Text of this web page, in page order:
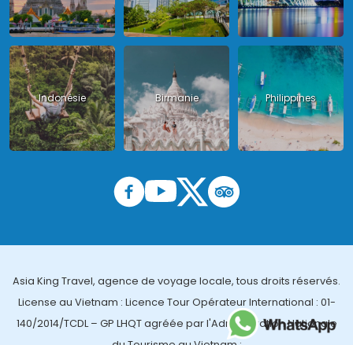
Indonésie Birmanie Philippines
Asia King Travel, agence de voyage locale, tous droits réservés.
License au Vietnam : Licence Tour Opérateur International : 01-
140/2014/TCDL – GP LHQT agréée par l'Administration Nationale